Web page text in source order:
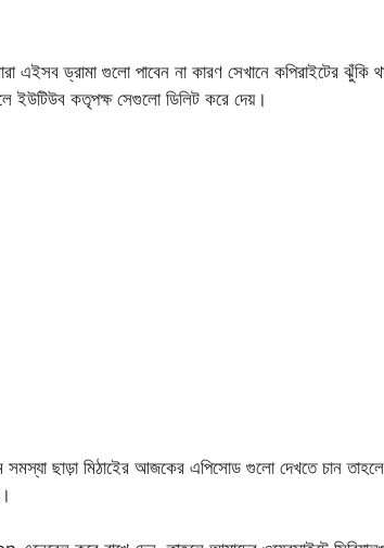
এইসব ড্রামা গুলো পাবেন না কারণ সেখানে কপিরাইটের
ইউটিউব কতৃপক্ষ সেগুলো ডিলিট করে দেয়।
ছাড়া মিঠাইের আজকের এপিসোড গুলো দেখতে চান